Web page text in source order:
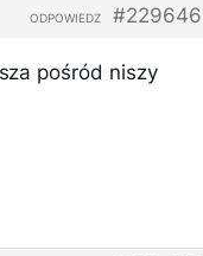
#229646
ODPOWIEDZ
pośród niszy